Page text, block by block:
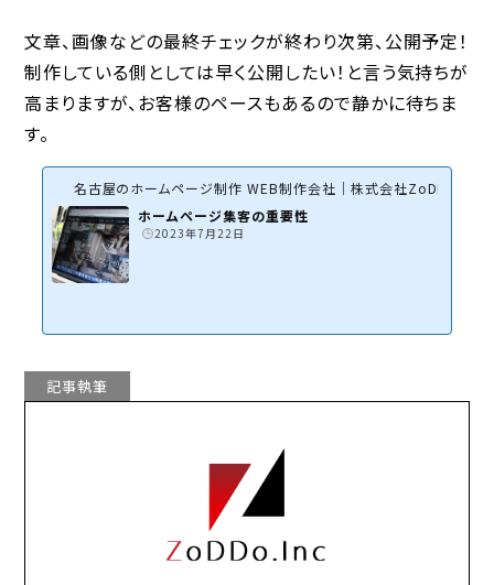
文章、画像などの最終チェックが終わり次第、公開予定！
制作している側としては早く公開したい！と言う気持ちが
高まりますが、お客様のペースもあるので静かに待ちま
す。
名古屋のホームページ制作 WEB制作会社｜株式会社ZoDDo
ホームページ集客の重要性
2023年7月22日
記事執筆